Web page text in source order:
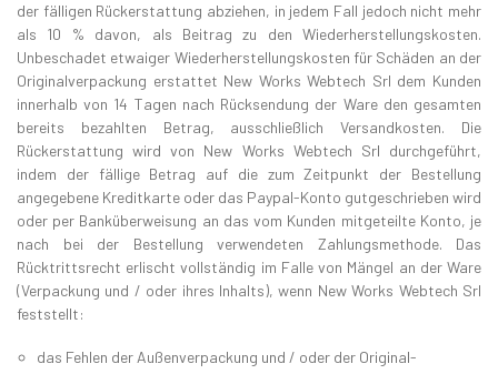
der fälligen Rückerstattung abziehen, in jedem Fall jedoch nicht mehr
als 10 % davon, als Beitrag zu den Wiederherstellungskosten.
Unbeschadet etwaiger Wiederherstellungskosten für Schäden an der
Originalverpackung erstattet New Works Webtech Srl dem Kunden
innerhalb von 14 Tagen nach Rücksendung der Ware den gesamten
bereits bezahlten Betrag, ausschließlich Versandkosten. Die
Rückerstattung wird von New Works Webtech Srl durchgeführt,
indem der fällige Betrag auf die zum Zeitpunkt der Bestellung
angegebene Kreditkarte oder das Paypal-Konto gutgeschrieben wird
oder per Banküberweisung an das vom Kunden mitgeteilte Konto, je
nach bei der Bestellung verwendeten Zahlungsmethode. Das
Rücktrittsrecht erlischt vollständig im Falle von Mängel an der Ware
(Verpackung und / oder ihres Inhalts), wenn New Works Webtech Srl
feststellt:
das Fehlen der Außenverpackung und / oder der Original-